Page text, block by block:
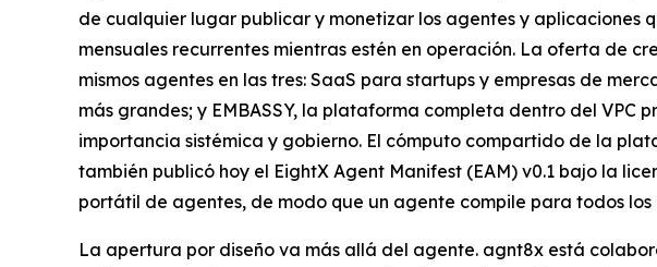
de cualquier lugar publicar y monetizar los agentes y aplicaciones
mensuales recurrentes mientras estén en operación. La oferta de
mismos agentes en las tres: SaaS para startups y empresas de
más grandes; y EMBASSY, la plataforma completa dentro del
importancia sistémica y gobierno. El cómputo compartido de la
también publicó hoy el EightX Agent Manifest (EAM) v0.1 bajo la
portátil de agentes, de modo que un agente compile para todos
La apertura por diseño va más allá del agente. agnt8x está